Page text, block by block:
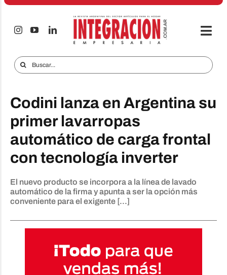
Saltar
Audio & TV
iTECNO
Celulares
Anuncie
Buscar:
Codini lanza en Argentina su
primer lavarropas
automático de carga frontal
con tecnología inverter
El nuevo producto se incorpora a la línea de lavado
automático de la firma y apunta a ser la opción más
conveniente para el exigente [...]